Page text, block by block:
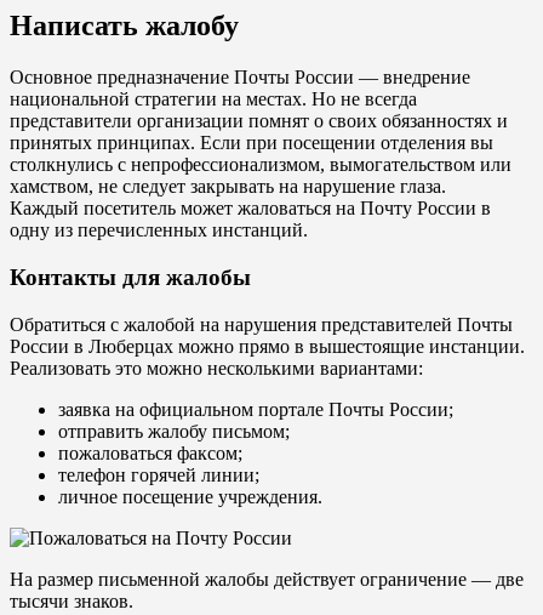
Написать жалобу
Основное предназначение Почты России — внедрение
национальной стратегии на местах. Но не всегда
представители организации помнят о своих обязанностях и
принятых принципах. Если при посещении отделения вы
столкнулись с непрофессионализмом, вымогательством или
хамством, не следует закрывать на нарушение глаза.
Каждый посетитель может жаловаться на Почту России в
одну из перечисленных инстанций.
Контакты для жалобы
Обратиться с жалобой на нарушения представителей Почты
России в Люберцах можно прямо в вышестоящие инстанции.
Реализовать это можно несколькими вариантами:
заявка на официальном портале Почты России;
отправить жалобу письмом;
пожаловаться факсом;
телефон горячей линии;
личное посещение учреждения.
На размер письменной жалобы действует ограничение — две
тысячи знаков.